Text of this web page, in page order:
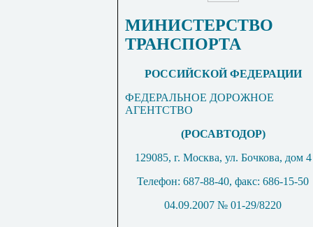
МИНИСТЕРСТВО
ТРАНСПОРТА
РОССИЙСКОЙ ФЕДЕРАЦИИ
ФЕДЕРАЛЬНОЕ ДОРОЖНОЕ
АГЕНТСТВО
(РОСАВТОДОР)
129085, г. Москва, ул. Бочкова, дом 4
Телефон: 687-88-40, факс: 686-15-50
04.09.2007 № 01-29/8220